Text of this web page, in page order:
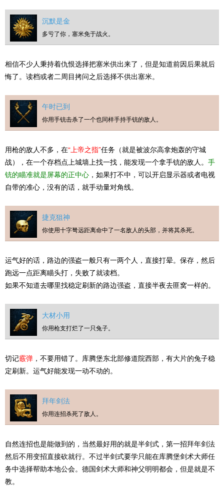
沉默是金
多亏了你，塞米免于战火。
相信不少人秉持着仇恨选择把塞米供出来了，但是知道前因后果就后
悔了。读档或者二周目拷问之后选择不供出塞米。
午时已到
你用手铳击杀了一个也同样手持手铳的敌人。
用枪的敌人不多，在“上帝之指”任务（就是被波尔高拿炮轰的守城
战），在一个存档点上城墙上找一找，能发现一个拿手铳的敌人。 手
铳的瞄准就是屏幕的正中心 ，如果打不中，可以开启显示器或者电视
自带的准心，没有的话，就手动量对角线。
捷克狙神
你使用十字弩远距离命中了一名敌人的头部，并将其杀死。
运气好的话，路边的强盗一般只有一两个人，直接打晕。保存，然后
跑远一点距离瞄头打，失败了就读档。
如果不知道去哪里找稳定刷新的路边强盗，直接半夜去匪窝一样的。
大材小用
你用枪支打烂了一只兔子。
切记霰弹 ，不要用错了。库腾堡东北部修道院西部，有大片的兔子稳
定刷新。运气好能发现一动不动的。
拜年剑法
你用连招杀死了敌人。
自然连招也是能做到的，当然最好用的就是半剑式，第一招拜年剑法
然后不用变招直接砍就行。不过半剑式要学只能在库腾堡剑术大师任
务中选择帮助本地公会。德国剑术大师和神父明明都会，但是就是不
教。